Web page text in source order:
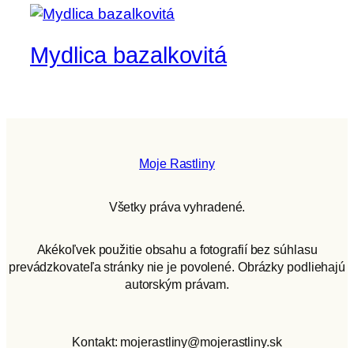
Mydlica bazalkovitá
Moje Rastliny
Všetky práva vyhradené.
Akékoľvek použitie obsahu a fotografií bez súhlasu
prevádzkovateľa stránky nie je povolené. Obrázky podliehajú
autorským právam.
Kontakt: mojerastliny@mojerastliny.sk